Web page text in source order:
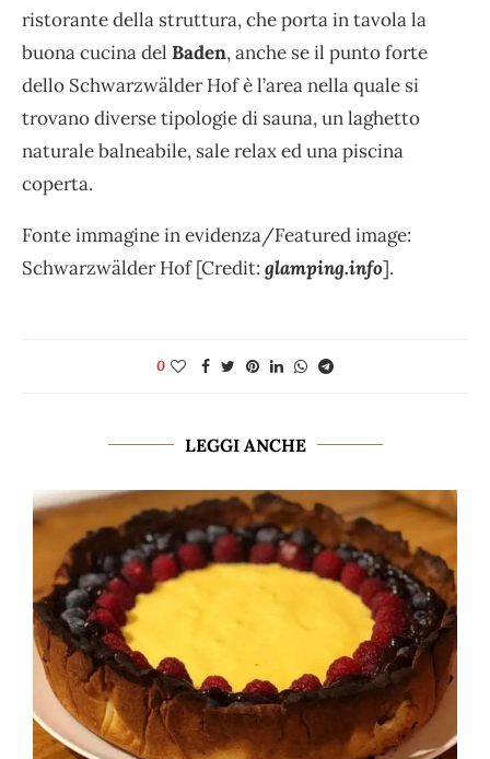
ristorante della struttura, che porta in tavola la
buona cucina del Baden, anche se il punto forte
dello Schwarzwälder Hof è l’area nella quale si
trovano diverse tipologie di sauna, un laghetto
naturale balneabile, sale relax ed una piscina
coperta.
Fonte immagine in evidenza/Featured image:
Schwarzwälder Hof [Credit: glamping.info].
0
LEGGI ANCHE